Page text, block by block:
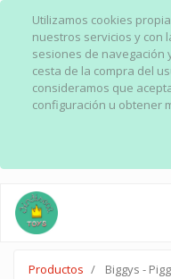
Utilizamos cookies
nuestros servicios y con
sesiones de navegación
cesta de la compra del
consideramos que
configuración u obtener
Productos Biggys -